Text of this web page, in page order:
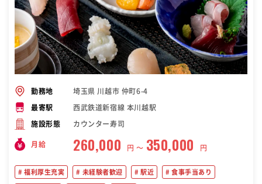
勤務地 埼玉県 川越市 仲町6-4
最寄駅 西武鉄道新宿線 本川越駅
施設形態 カウンター寿司
月給 260,000 円 〜 350,000 円
福利厚生充実 未経験者歓迎 駅近 食事手当あり